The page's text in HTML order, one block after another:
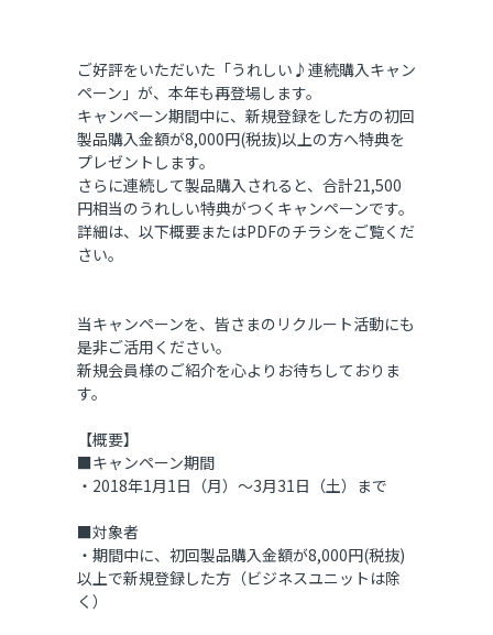
ご好評をいただいた「うれしい♪連続購入キャン
ペーン」が、本年も再登場します。
キャンペーン期間中に、新規登録をした方の初回
製品購入金額が8,000円(税抜)以上の方へ特典を
プレゼントします。
さらに連続して製品購入されると、合計21,500
円相当のうれしい特典がつくキャンペーンです。
詳細は、以下概要またはPDFのチラシをご覧くだ
さい。
当キャンペーンを、皆さまのリクルート活動にも
是非ご活用ください。
新規会員様のご紹介を心よりお待ちしておりま
す。
【概要】
■キャンペーン期間
・2018年1月1日（月）～3月31日（土）まで
■対象者
・期間中に、初回製品購入金額が8,000円(税抜)
以上で新規登録した方（ビジネスユニットは除
く）